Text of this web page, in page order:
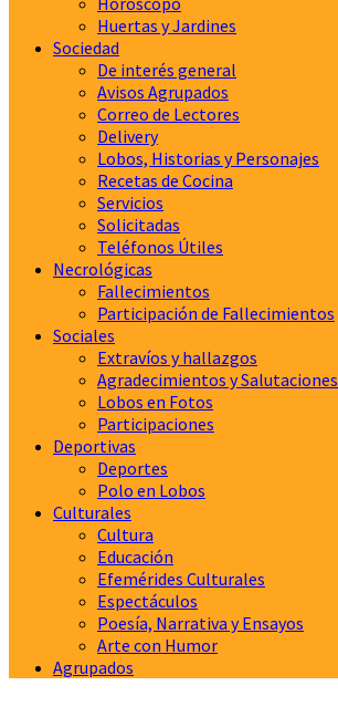
Huertas y Jardines
Sociedad
De interés general
Avisos Agrupados
Correo de Lectores
Delivery
Lobos, Historias y Personajes
Recetas de Cocina
Servicios
Solicitadas
Teléfonos Útiles
Necrológicas
Fallecimientos
Participación de Fallecimientos
Sociales
Extravíos y hallazgos
Agradecimientos y Salutaciones
Lobos en Fotos
Participaciones
Deportivas
Deportes
Polo en Lobos
Culturales
Cultura
Educación
Efemérides Culturales
Espectáculos
Poesía, Narrativa y Ensayos
Arte con Humor
Agrupados